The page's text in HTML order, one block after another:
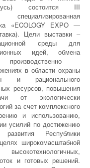
состоится III
«ECOLOGY EXPO —
Цели выставки –
среды для
идей, обмена
в области охраны
и рационального
ресурсов, повышения
от экологически
за счет комплексного
и использованию,
усилий по достижению
Республики
широкомасштабной
и готовых решений.